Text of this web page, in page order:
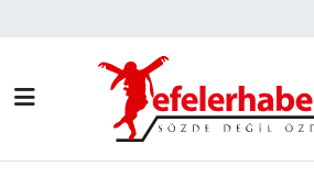
Nöbetçi Eczaneler
Hava Durumu